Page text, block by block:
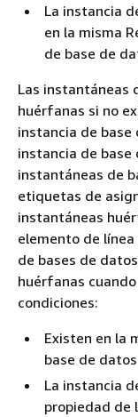
La instancia
en la misma
de base de
Las instantáneas
huérfanas si no
instancia de base
instancia de base
instantáneas de
etiquetas de
instantáneas
elemento de
de bases de
huérfanas
condiciones:
Existen en la
base de
La instancia
propiedad de